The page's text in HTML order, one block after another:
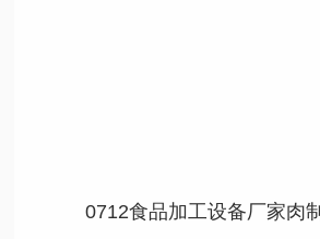
0712食品加工设备厂家肉